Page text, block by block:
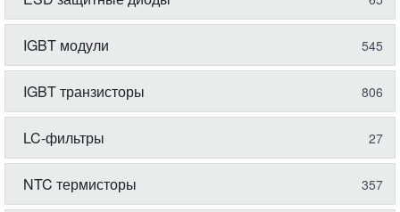
IGBT модули 545
IGBT транзисторы 806
LC-фильтры 27
NTC термисторы 357